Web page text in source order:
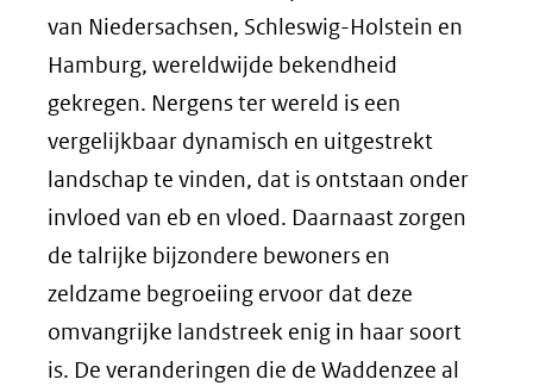
van Niedersachsen, Schleswig-Holstein en
Hamburg, wereldwijde bekendheid
gekregen. Nergens ter wereld is een
vergelijkbaar dynamisch en uitgestrekt
landschap te vinden, dat is ontstaan onder
invloed van eb en vloed. Daarnaast zorgen
de talrijke bijzondere bewoners en
zeldzame begroeiing ervoor dat deze
omvangrijke landstreek enig in haar soort
is. De veranderingen die de Waddenzee al